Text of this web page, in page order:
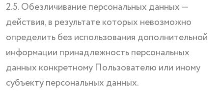
2.5. Обезличивание персональных данных —
действия, в результате которых невозможно
определить без использования дополнительной
информации принадлежность персональных
данных конкретному Пользователю или иному
субъекту персональных данных.